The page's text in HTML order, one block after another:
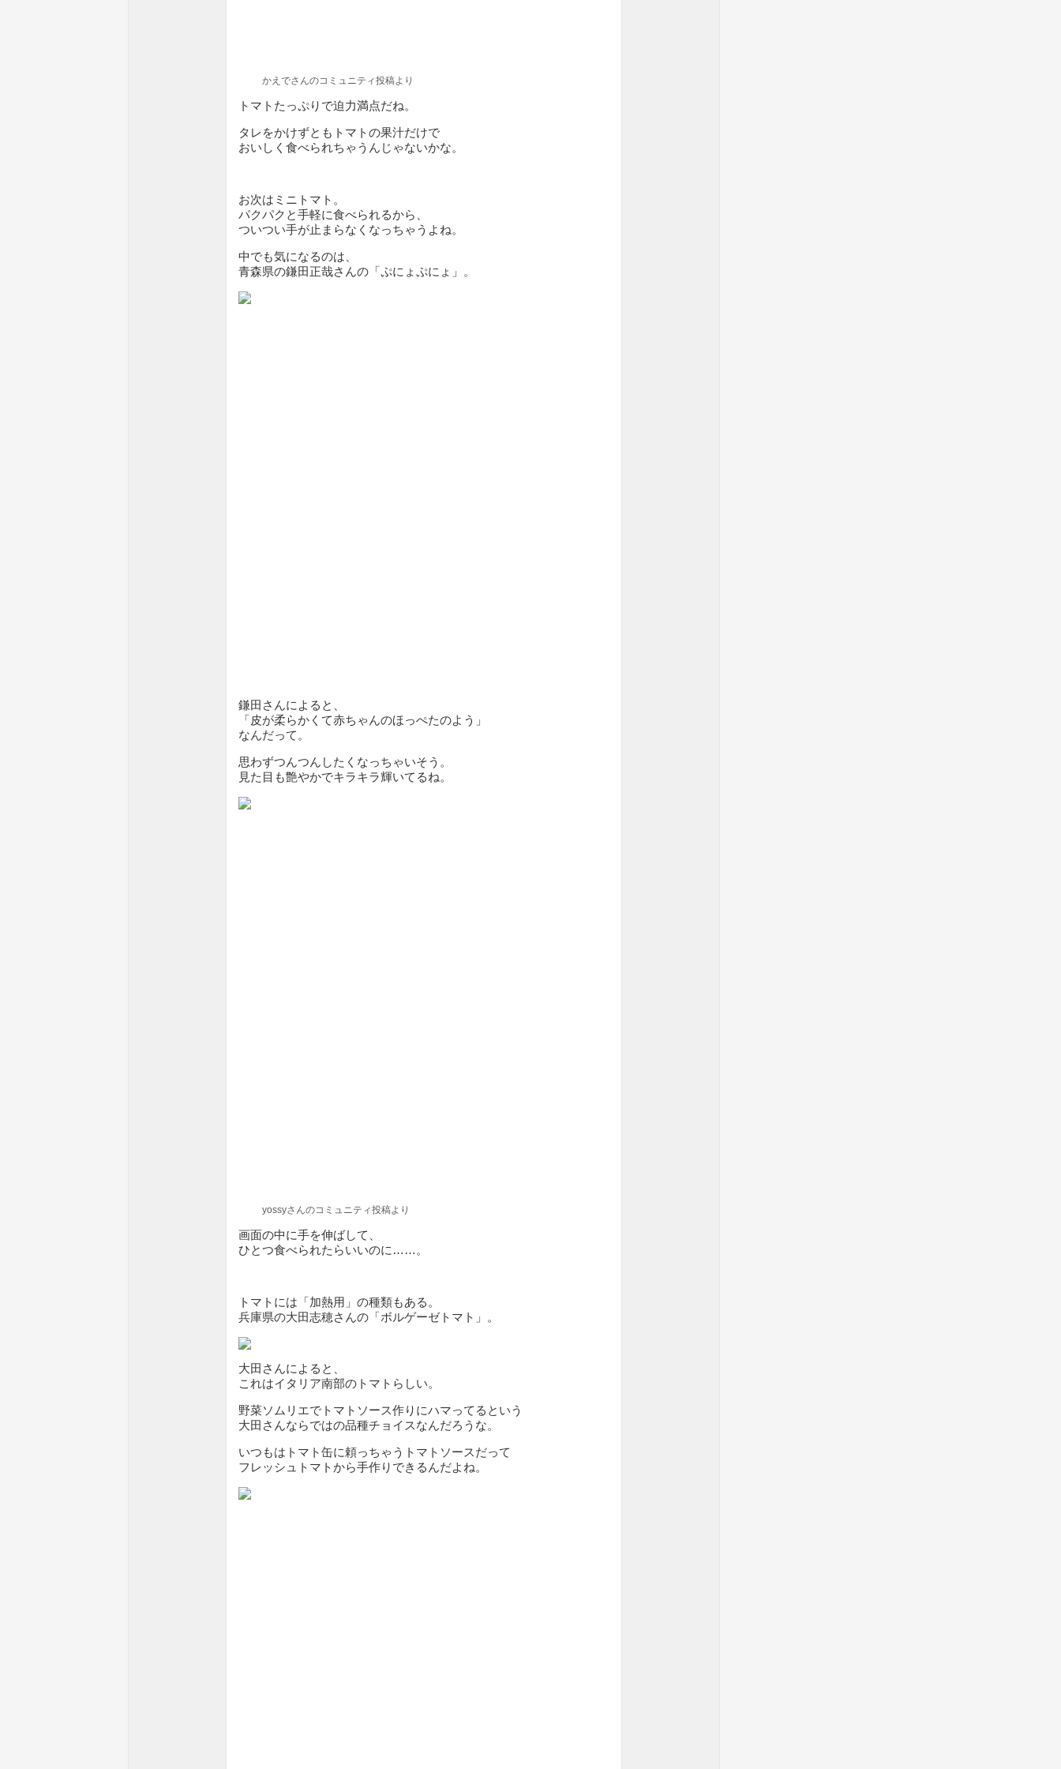
かえでさんのコミュニティ投稿より
トマトたっぷりで迫力満点だね。
タレをかけずともトマトの果汁だけで
おいしく食べられちゃうんじゃないかな。
お次はミニトマト。
パクパクと手軽に食べられるから、
ついつい手が止まらなくなっちゃうよね。
中でも気になるのは、
青森県の鎌田正哉さんの「ぷにょぷにょ」。
鎌田さんによると、
「皮が柔らかくて赤ちゃんのほっぺたのよう」
なんだって。
思わずつんつんしたくなっちゃいそう。
見た目も艶やかでキラキラ輝いてるね。
yossyさんのコミュニティ投稿より
画面の中に手を伸ばして、
ひとつ食べられたらいいのに……。
トマトには「加熱用」の種類もある。
兵庫県の大田志穂さんの「ボルゲーゼトマト」。
大田さんによると、
これはイタリア南部のトマトらしい。
野菜ソムリエでトマトソース作りにハマってるという
大田さんならではの品種チョイスなんだろうな。
いつもはトマト缶に頼っちゃうトマトソースだって
フレッシュトマトから手作りできるんだよね。